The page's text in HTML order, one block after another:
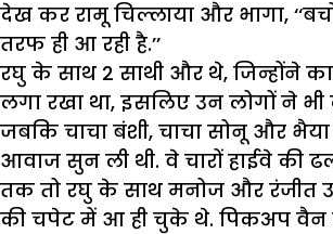
देख कर रामू चिल्लाया और भागा, ‘‘
तरफ ही आ रही है.’’
रघु के साथ 2 साथी और थे, जिन्होंने
लगा रखा था, इसलिए उन लोगों ने भी
जबकि चाचा बंशी, चाचा सोनू और भैया
आवाज सुन ली थी. वे चारों हाईवे की
तक तो रघु के साथ मनोज और रंजीत
की चपेट में आ ही चुके थे. पिकअप वैन